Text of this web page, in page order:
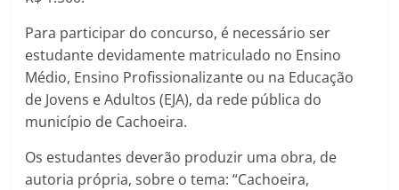
Para participar do concurso, é necessário ser
estudante devidamente matriculado no Ensino
Médio, Ensino Profissionalizante ou na Educação
de Jovens e Adultos (EJA), da rede pública do
município de Cachoeira.
Os estudantes deverão produzir uma obra, de
autoria própria, sobre o tema: “Cachoeira,